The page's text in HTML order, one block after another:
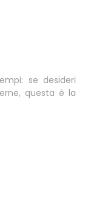
se desideri
questa è la